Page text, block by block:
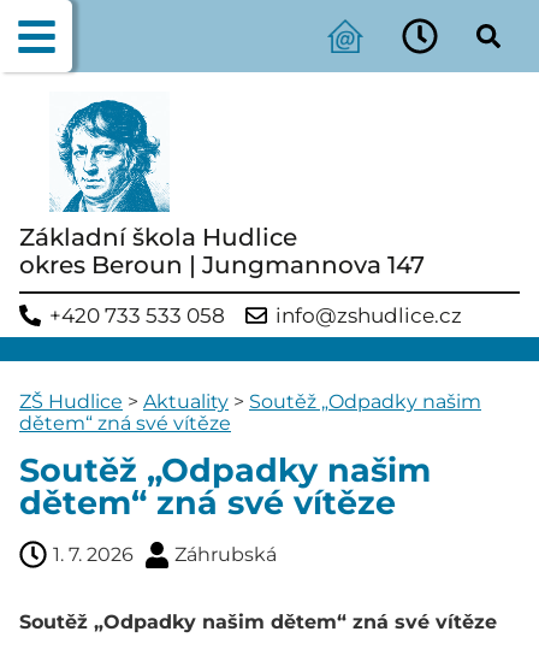
Základní škola Hudlice
okres Beroun | Jungmannova 147
+420 733 533 058 info@zshudlice.cz
ZŠ Hudlice > Aktuality > Soutěž „Odpadky našim
dětem“ zná své vítěze
Soutěž „Odpadky našim
dětem“ zná své vítěze
1. 7. 2026 Záhrubská
Soutěž „Odpadky našim dětem“ zná své vítěze